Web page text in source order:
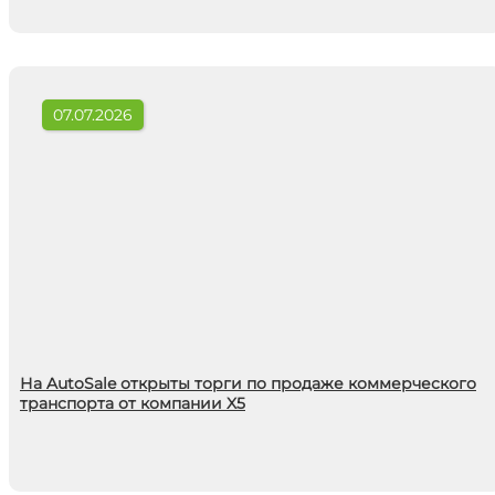
07.07.2026
На AutoSale открыты торги по продаже коммерческого
транспорта от компании X5